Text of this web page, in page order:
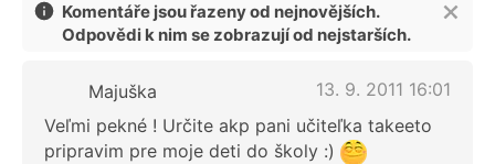
Komentáře jsou řazeny od nejnovějších.
Odpovědi k nim se zobrazují od nejstarších.
Majuška
13. 9. 2011 16:01
Veľmi pekné ! Určite akp pani učiteľka takeeto
pripravim pre moje deti do školy :)